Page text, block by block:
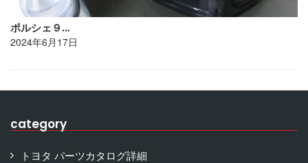
ポルシェ９…
2024年6月17日
category
トヨタ パーツカタログ詳細